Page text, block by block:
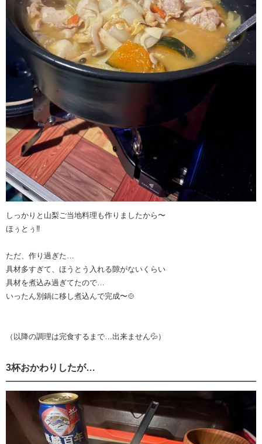
しっかりと山梨ご当地料理も作りましたから〜
ほぅとぅ‼︎
ただ、作り過ぎた…
具材多すぎて、ほうとう入れる隙がないくらい
具材を煮込み過ぎてたので…
いったん別鍋に移し煮込んで完成〜🍲
（以降の調理は完食するまで…出来ません💦）
3杯おかわりしたが…